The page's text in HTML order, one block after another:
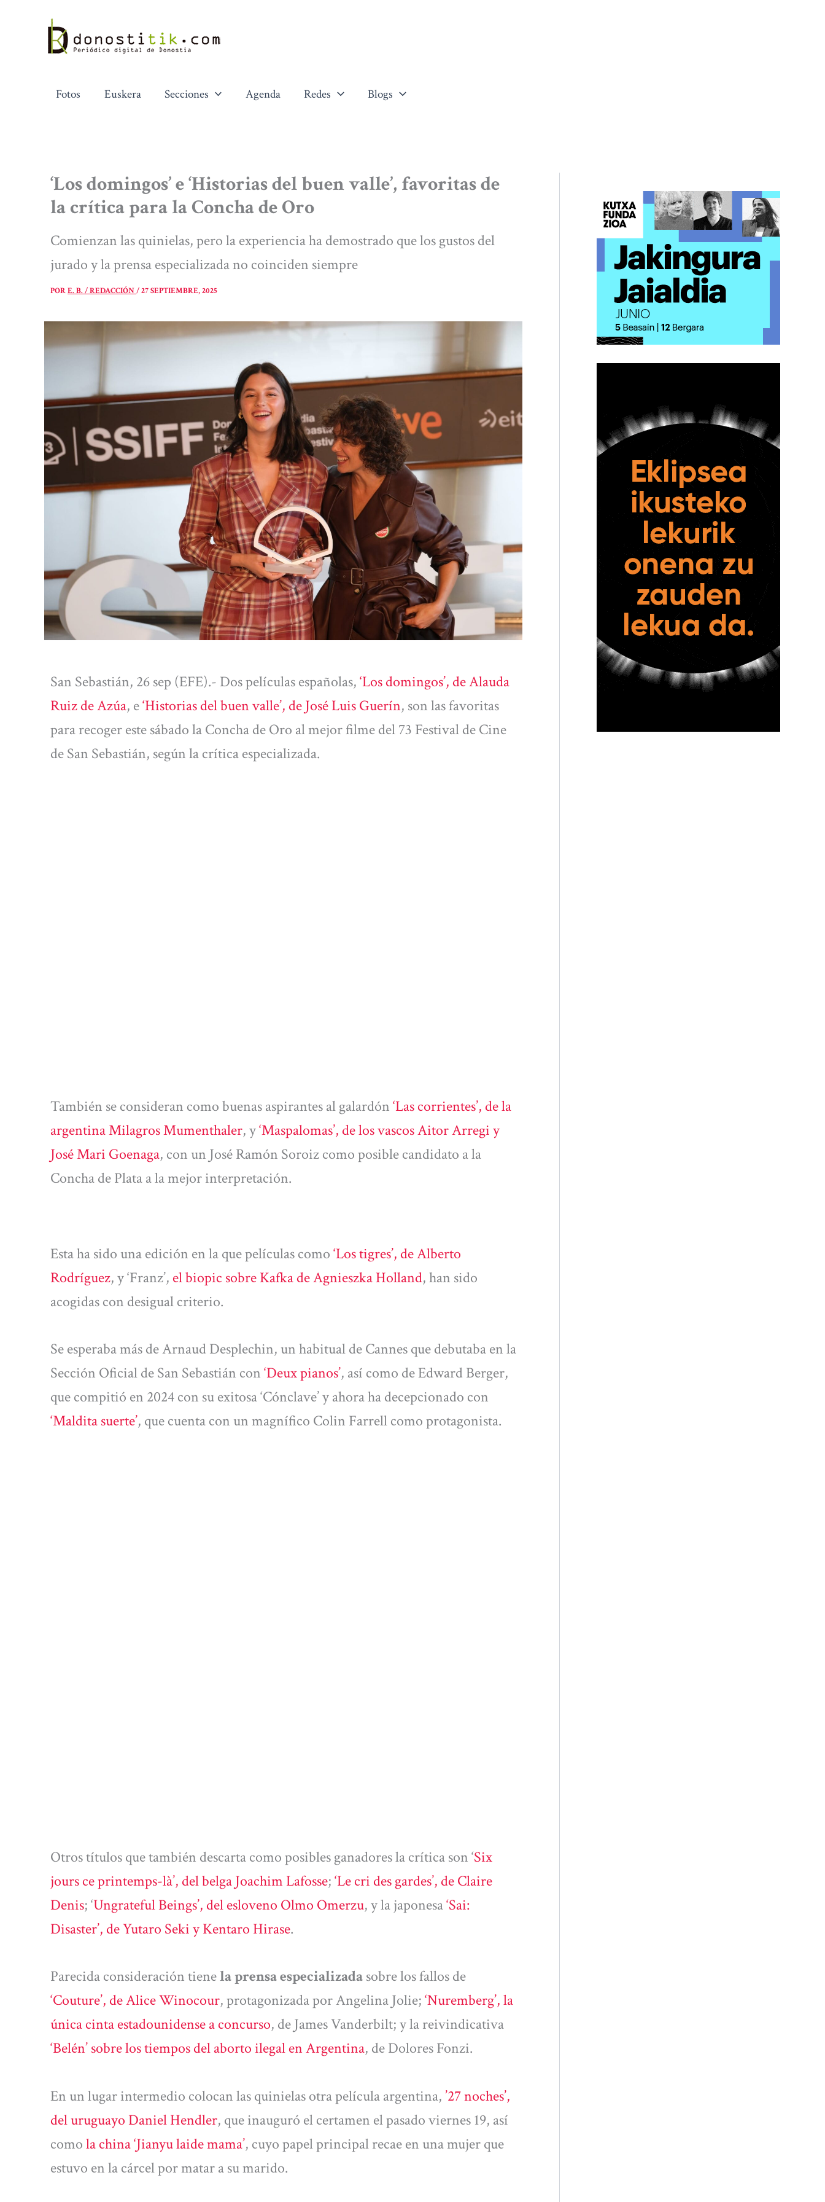
contenido
Fotos Euskera Secciones Agenda Redes Blogs
‘Los domingos’ e ‘Historias del buen valle’, favoritas de
la crítica para la Concha de Oro
Comienzan las quinielas, pero la experiencia ha demostrado que los gustos del
jurado y la prensa especializada no coinciden siempre
PORE. B. / REDACCIÓN/27 SEPTIEMBRE, 2025
San Sebastián, 26 sep (EFE).- Dos películas españolas,‘Los domingos’, de Alauda
Ruiz de Azúa, e‘Historias del buen valle’, de José Luis Guerín, son las favoritas
para recoger este sábado la Concha de Oro al mejor filme del 73 Festival de Cine
de San Sebastián, según la crítica especializada.
También se consideran como buenas aspirantes al galardón‘Las corrientes’, de la
argentina Milagros Mumenthaler, y‘Maspalomas’, de los vascos Aitor Arregi y
José Mari Goenaga, con un José Ramón Soroiz como posible candidato a la
Concha de Plata a la mejor interpretación.
Esta ha sido una edición en la que películas como‘Los tigres’, de Alberto
Rodríguez, y ‘Franz’, el biopic sobre Kafka de Agnieszka Holland, han sido
acogidas con desigual criterio.
Se esperaba más de Arnaud Desplechin, un habitual de Cannes que debutaba en la
Sección Oficial de San Sebastián con‘Deux pianos’, así como de Edward Berger,
que compitió en 2024 con su exitosa ‘Cónclave’ y ahora ha decepcionado con
‘Maldita suerte’, que cuenta con un magnífico Colin Farrell como protagonista.
Otros títulos que también descarta como posibles ganadores la crítica son ‘Six
jours ce printemps-là’, del belga Joachim Lafosse;‘Le cri des gardes’, de Claire
Denis; ‘Ungrateful Beings’, del esloveno Olmo Omerzu, y la japonesa‘Sai:
Disaster’, de Yutaro Seki y Kentaro Hirase.
Parecida consideración tienela prensa especializadasobre los fallos de
‘Couture’, de Alice Winocour, protagonizada por Angelina Jolie;‘Nuremberg’, la
única cinta estadounidense a concurso, de James Vanderbilt; y la reivindicativa
‘Belén’ sobre los tiempos del aborto ilegal en Argentina, de Dolores Fonzi.
En un lugar intermedio colocan las quinielas otra película argentina,’27 noches’,
del uruguayo Daniel Hendler, que inauguró el certamen el pasado viernes 19, así
comola china ‘Jianyu laide mama’, cuyo papel principal recae en una mujer que
estuvo en la cárcel por matar a su marido.